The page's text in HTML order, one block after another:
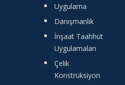
Uygulama
Danışmanlık
İnşaat Taahhüt
Uygulamaları
Çelik
Konstrüksiyon